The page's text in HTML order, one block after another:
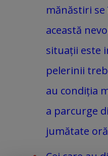
mănăstiri
această
situații este
pelerinii
au condiția
a parcurge
jumătate